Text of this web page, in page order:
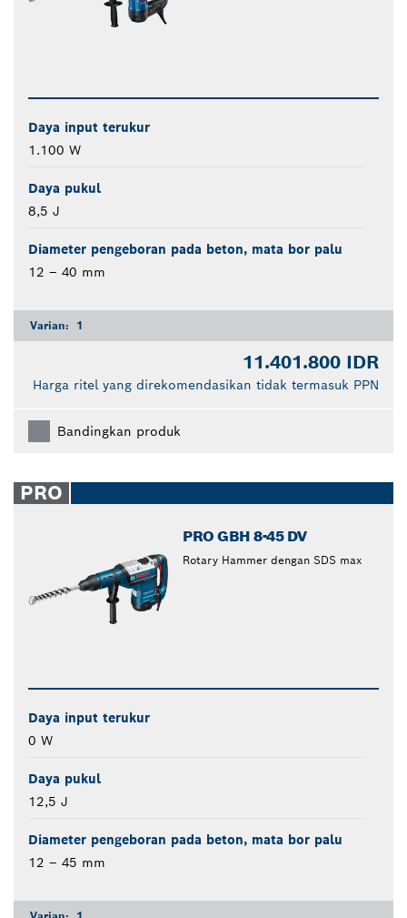
Daya input terukur
1.100 W
Daya pukul
8,5 J
Diameter pengeboran pada beton, mata bor palu
12 – 40 mm
Varian: 1
11.401.800 IDR
Harga ritel yang direkomendasikan tidak termasuk PPN
Bandingkan produk
PRO
PRO GBH 8-45 DV
Rotary Hammer dengan SDS max
Daya input terukur
0 W
Daya pukul
12,5 J
Diameter pengeboran pada beton, mata bor palu
12 – 45 mm